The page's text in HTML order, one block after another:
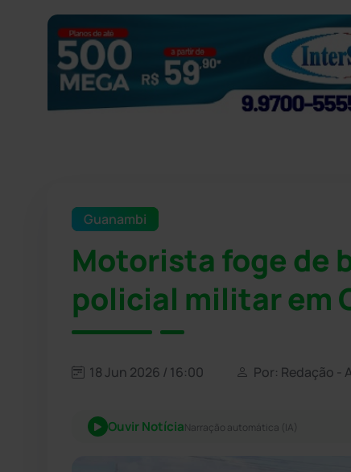
Guanambi
Motorista foge de
policial militar em
18 Jun 2026 / 16:00 Por: Redação -
Ouvir NotíciaNarração automática (IA)